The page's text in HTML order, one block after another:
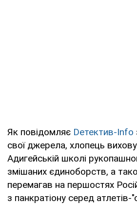
Як повідомляє Dетектив-Info
свої джерела, хлопець
Адигейській школі
змішаних єдиноборств, а
перемагав на першостях
з панкратіону серед атлетів-